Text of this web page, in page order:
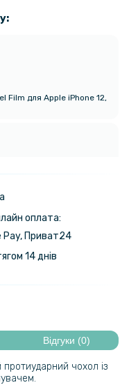
Film для Apple iPhone 12,
для Apple iPhone
оплата:
Pay, Приват24
14 днів
Відгуки (0)
чохол із